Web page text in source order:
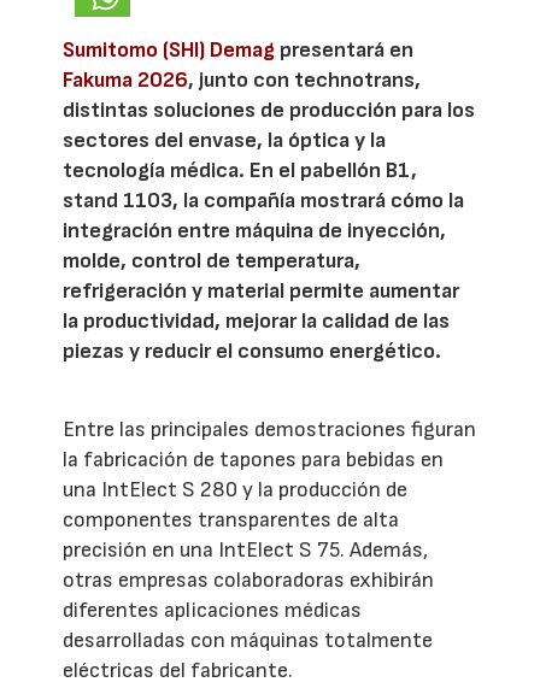
Sumitomo (SHI) Demag presentará en
Fakuma 2026, junto con technotrans,
distintas soluciones de producción para los
sectores del envase, la óptica y la
tecnología médica. En el pabellón B1,
stand 1103, la compañía mostrará cómo la
integración entre máquina de inyección,
molde, control de temperatura,
refrigeración y material permite aumentar
la productividad, mejorar la calidad de las
piezas y reducir el consumo energético.
Entre las principales demostraciones figuran
la fabricación de tapones para bebidas en
una IntElect S 280 y la producción de
componentes transparentes de alta
precisión en una IntElect S 75. Además,
otras empresas colaboradoras exhibirán
diferentes aplicaciones médicas
desarrolladas con máquinas totalmente
eléctricas del fabricante.